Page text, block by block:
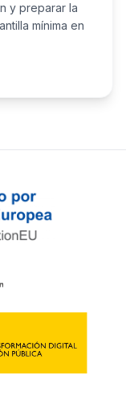
y preparar la
mínima en